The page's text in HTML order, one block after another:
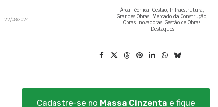
22/08/2024
Área Técnica, Gestão, Infraestrutura,
Grandes Obras, Mercado da Construção,
Obras Inovadoras, Gestão de Obras,
Destaques
Cadastre-se no Massa Cinzenta e fique